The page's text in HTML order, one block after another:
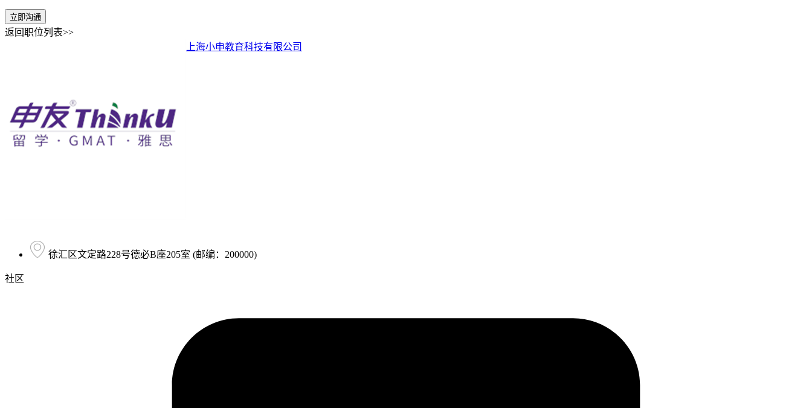
立即沟通
返回职位列表>>
上海小申教育科技有限公司
徐汇区文定路228号德必B座205室 (邮编：200000)
社区